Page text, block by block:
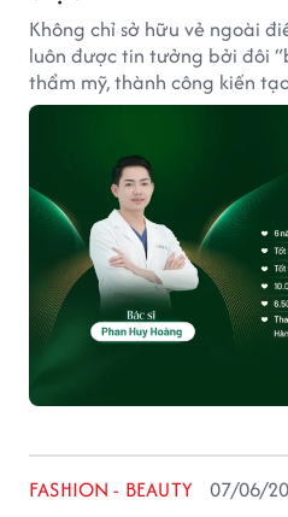
Không chỉ sở hữu vẻ ngoài
luôn được tin tưởng bởi đôi
thẩm mỹ, thành công kiến
tái sinh sự tự tin cho các chị
FASHION - BEAUTY 07/06/